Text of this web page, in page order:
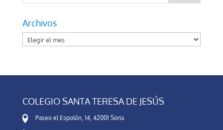
Archivos
Archivos
COLEGIO SANTA TERESA DE JESÚS
Paseo el Espolón, 14, 42001 Soria